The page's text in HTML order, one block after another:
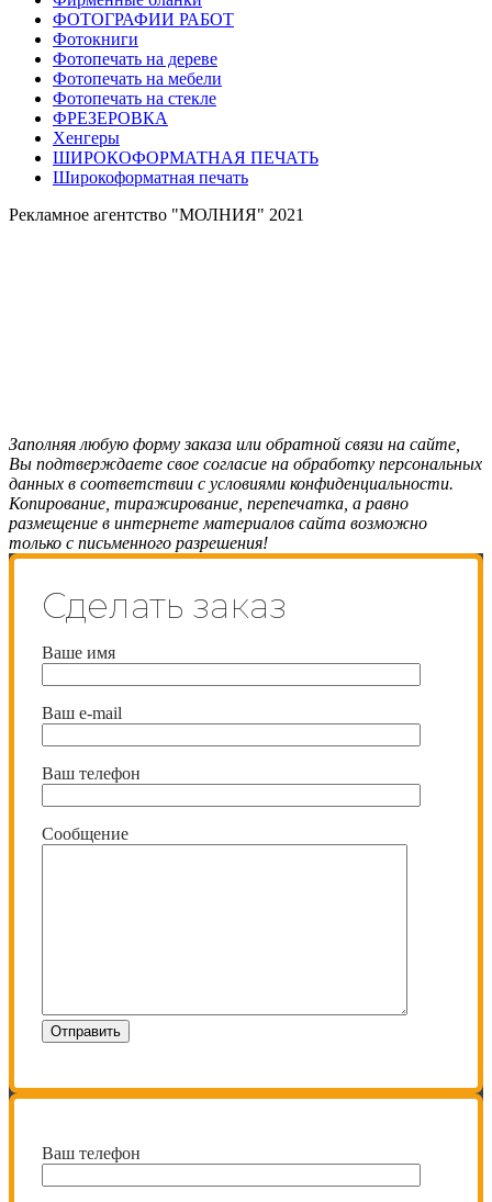
ФОТОГРАФИИ РАБОТ
Фотокниги
Фотопечать на дереве
Фотопечать на мебели
Фотопечать на стекле
ФРЕЗЕРОВКА
Хенгеры
ШИРОКОФОРМАТНАЯ ПЕЧАТЬ
Широкоформатная печать
Рекламное агентство "МОЛНИЯ" 2021
Заполняя любую форму заказа или обратной связи на сайте,
Вы подтверждаете свое согласие на обработку персональных
данных в соответствии с условиями конфиденциальности.
Копирование, тиражирование, перепечатка, а равно
размещение в интернете материалов сайта возможно
только с письменного разрешения!
Сделать заказ
Ваше имя
Ваш e-mail
Ваш телефон
Сообщение
Ваш телефон